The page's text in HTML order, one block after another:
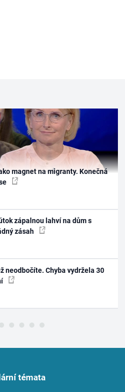
magnet na migranty. Konečná
zápalnou lahví na dům s
zásah
neodbočíte. Chyba vydržela 30
témata